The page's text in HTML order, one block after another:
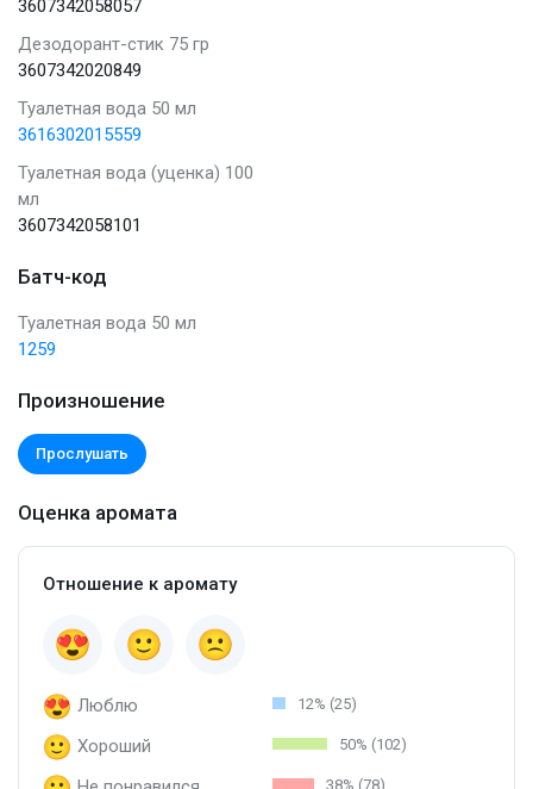
3607342058057
Дезодорант-стик 75 гр
3607342020849
Туалетная вода 50 мл
3616302015559
Туалетная вода (уценка) 100
мл
3607342058101
Батч-код
Туалетная вода 50 мл
1259
Произношение
Прослушать
Оценка аромата
Отношение к аромату
Люблю 12% (25)
Хороший 50% (102)
38% (78)